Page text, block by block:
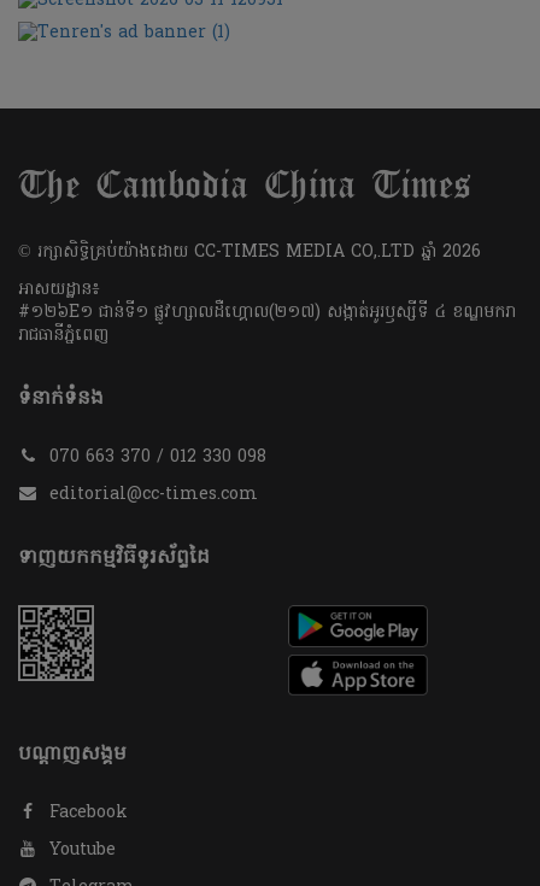
​© រក្សា​សិទ្ធិ​គ្រប់​យ៉ាង​ដោយ​ CC-TIMES MEDIA CO,.LTD ឆ្នាំ​ 2026
អាសយដ្ឋាន៖
#១២៦E១ ជាន់ទី១ ផ្លូវហ្សាលដឺហ្គោល(២១៧) សង្កាត់អូរឫស្សីទី ៤ ខណ្ឌមករា
រាជធានីភ្នំពេញ
ទំនាក់ទំនង
070 663 370 / 012 330 098
editorial@cc-times.com
ទាញយកកម្មវិធីទូរស័ព្ទដៃ
បណ្តាញសង្គម
Facebook
Youtube